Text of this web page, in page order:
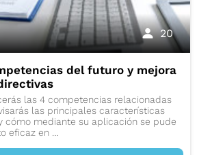
20
del futuro y mejora
las 4 competencias relacionadas
las principales características
cómo mediante su aplicación se pude
eficaz en …